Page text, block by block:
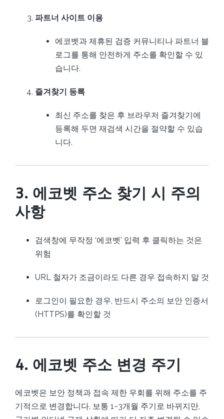
파트너 사이트 이용
에코벳과 제휴된 검증 커뮤니티나 파트너 블
로그를 통해 안전하게 주소를 확인할 수 있
습니다.
즐겨찾기 등록
최신 주소를 찾은 후 브라우저 즐겨찾기에
등록해 두면 재검색 시간을 절약할 수 있습
니다.
3. 에코벳 주소 찾기 시 주의
사항
검색창에 무작정 ‘에코벳’ 입력 후 클릭하는 것은
위험
URL 철자가 조금이라도 다른 경우 접속하지 말 것
로그인이 필요한 경우, 반드시 주소의 보안 인증서
(HTTPS)를 확인할 것
4. 에코벳 주소 변경 주기
에코벳은 보안 정책과 접속 제한 우회를 위해 주소를 주
기적으로 변경합니다. 보통 1~3개월 주기로 바뀌지만,